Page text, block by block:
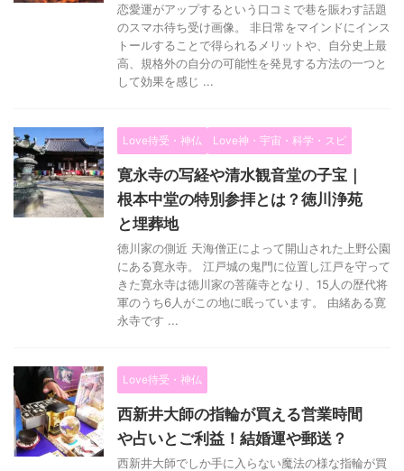
恋愛運がアップするという口コミで巷を賑わす話題
のスマホ待ち受け画像。 非日常をマインドにインス
トールすることで得られるメリットや、自分史上最
高、規格外の自分の可能性を発見する方法の一つと
して効果を感じ ...
Love待受・神仏 Love神・宇宙・科学・スピ
寛永寺の写経や清水観音堂の子宝｜
根本中堂の特別参拝とは？徳川浄苑
と埋葬地
徳川家の側近 天海僧正によって開山された上野公園
にある寛永寺。 江戸城の鬼門に位置し江戸を守って
きた寛永寺は徳川家の菩薩寺となり、15人の歴代将
軍のうち6人がこの地に眠っています。 由緒ある寛
永寺です ...
Love待受・神仏
西新井大師の指輪が買える営業時間
や占いとご利益！結婚運や郵送？
西新井大師でしか手に入らない魔法の様な指輪が買